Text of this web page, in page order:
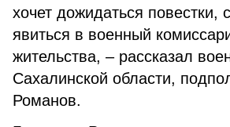
хочет дожидаться повестки,
явиться в военный
жительства, – рассказал
Сахалинской области,
Романов.